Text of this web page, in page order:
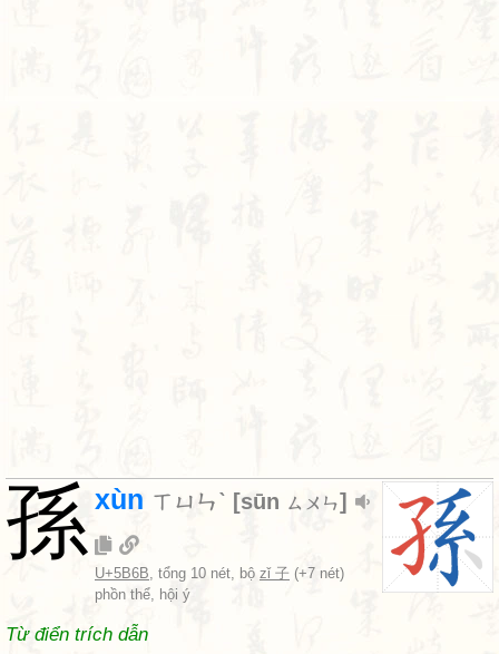
孫 xùn ㄒㄩㄣˋ [sūn ㄙㄨㄣ]
U+5B6B, tổng 10 nét, bộ zǐ 子 (+7 nét)
phồn thể, hội ý
Từ điển trích dẫn